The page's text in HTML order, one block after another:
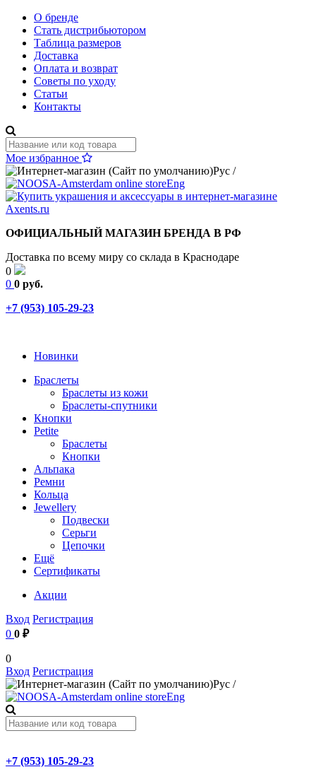
О бренде
Стать дистрибьютором
Таблица размеров
Доставка
Оплата и возврат
Советы по уходу
Статьи
Контакты
Мое избранное
Рус /
Eng
ОФИЦИАЛЬНЫЙ МАГАЗИН БРЕНДА В РФ
Доставка по всему миру со склада в Краснодаре
0
0 0 руб.
+7 (953) 105-29-23
Новинки
Браслеты
Браслеты из кожи
Браслеты-спутники
Кнопки
Petite
Браслеты
Кнопки
Альпака
Ремни
Кольца
Jewellery
Подвески
Серьги
Цепочки
Ещё
Сертификаты
Акции
Вход Регистрация
0 0 ₽
0
Вход Регистрация
Рус /
Eng
+7 (953) 105-29-23